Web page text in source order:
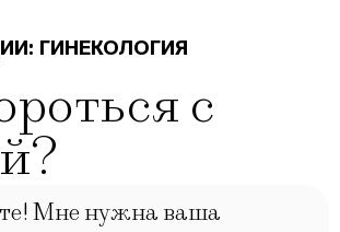
ГИНЕКОЛОГИЯ
с
Мне нужна ваша